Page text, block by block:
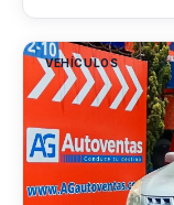
VEHÍCULOS